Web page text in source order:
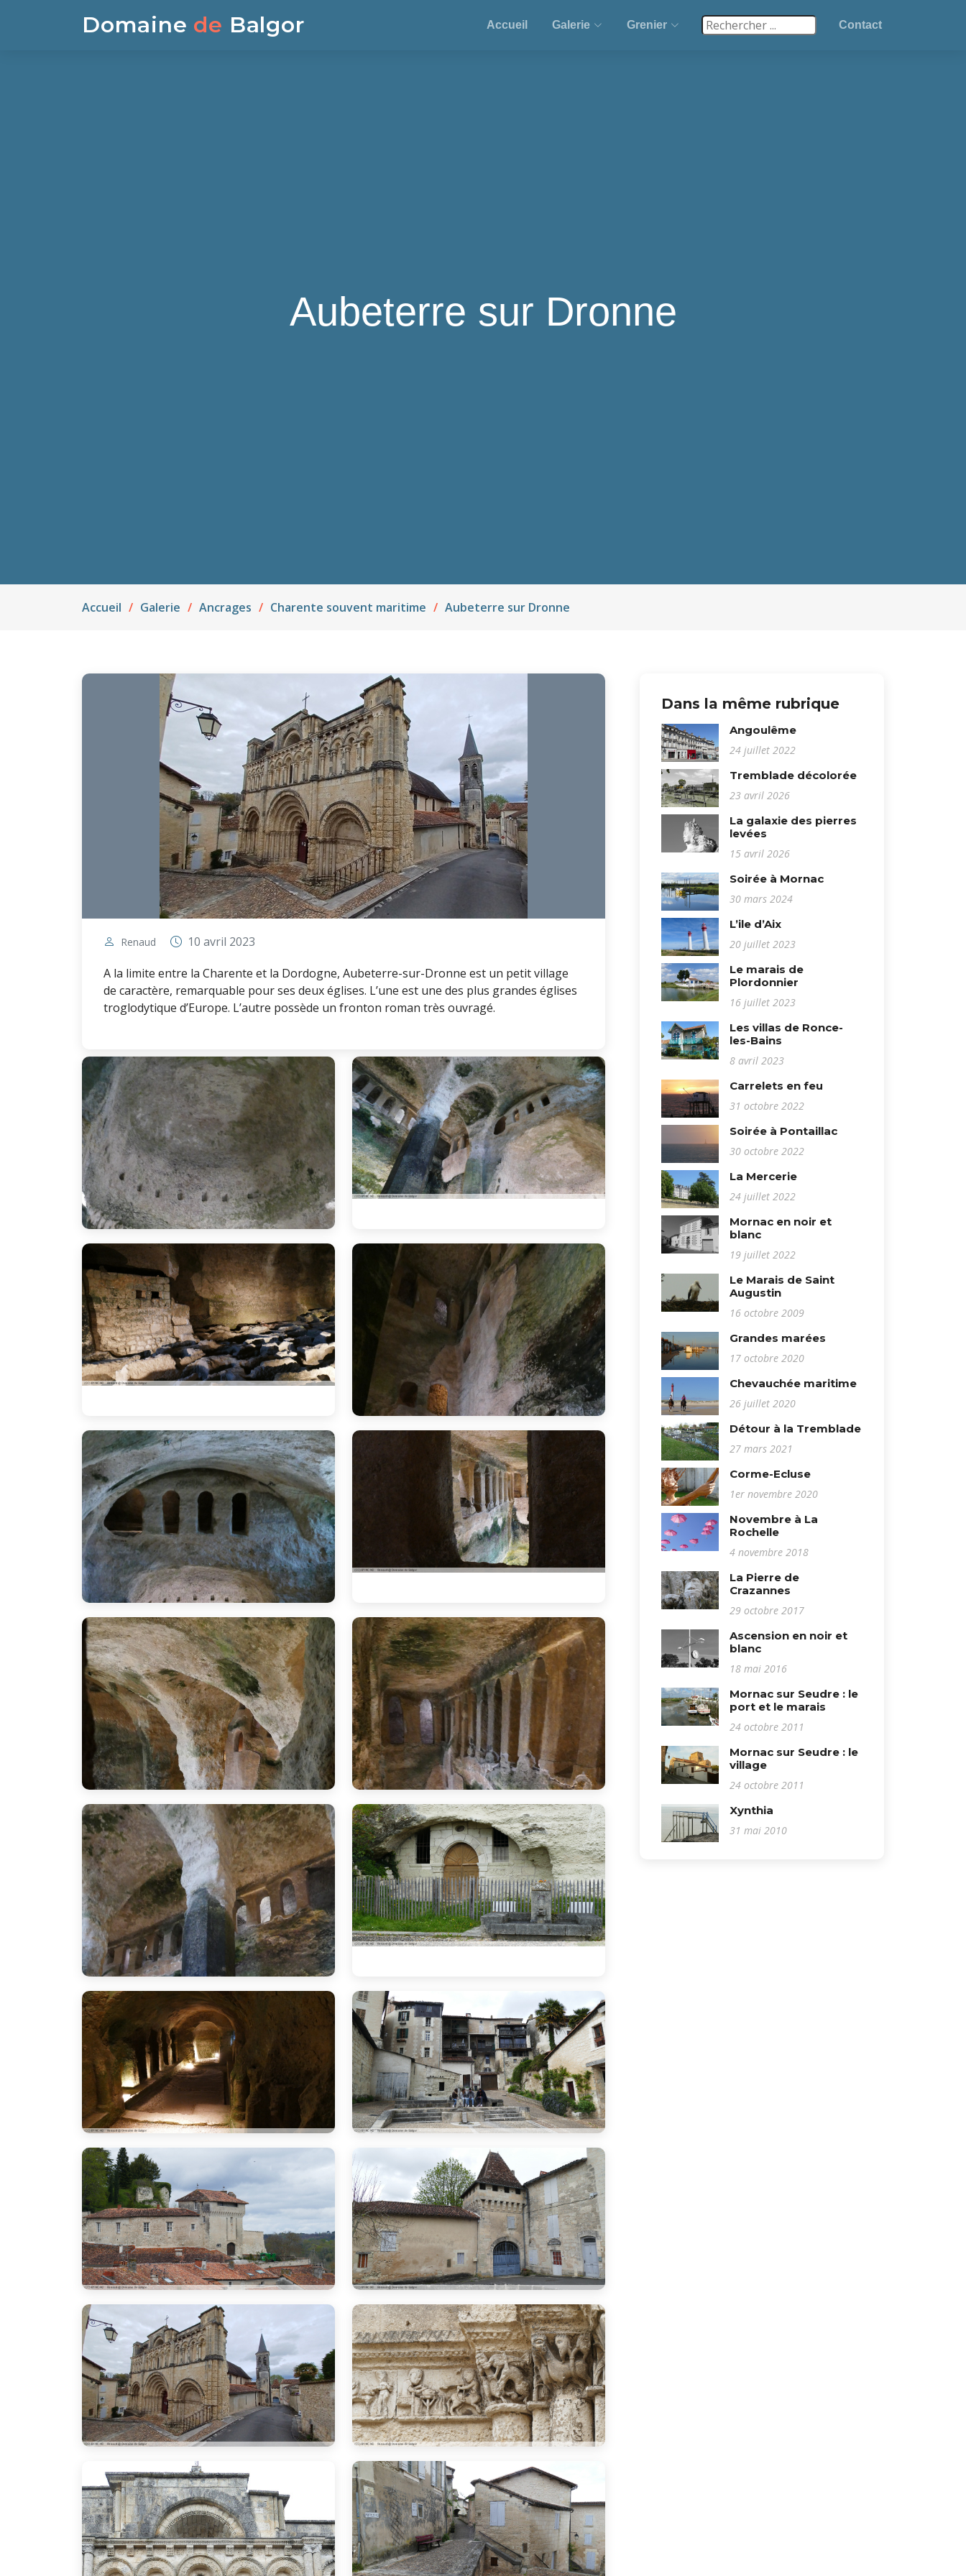
Domaine de Balgor Accueil Galerie Grenier Contact
Aubeterre sur Dronne
Accueil Galerie Ancrages Charente souvent maritime Aubeterre sur Dronne
Renaud
10 avril 2023
A la limite entre la Charente et la Dordogne, Aubeterre-sur-Dronne est un petit village
de caractère, remarquable pour ses deux églises. L’une est une des plus grandes églises
troglodytique d’Europe. L’autre possède un fronton roman très ouvragé.
Dans la même rubrique
Angoulême
24 juillet 2022
Tremblade décolorée
23 avril 2026
La galaxie des pierres
levées
15 avril 2026
Soirée à Mornac
30 mars 2024
L’ile d’Aix
20 juillet 2023
Le marais de
Plordonnier
16 juillet 2023
Les villas de Ronce-
les-Bains
8 avril 2023
Carrelets en feu
31 octobre 2022
Soirée à Pontaillac
30 octobre 2022
La Mercerie
24 juillet 2022
Mornac en noir et
blanc
19 juillet 2022
Le Marais de Saint
Augustin
16 octobre 2009
Grandes marées
17 octobre 2020
Chevauchée maritime
26 juillet 2020
Détour à la Tremblade
27 mars 2021
Corme-Ecluse
1er novembre 2020
Novembre à La
Rochelle
4 novembre 2018
La Pierre de
Crazannes
29 octobre 2017
Ascension en noir et
blanc
18 mai 2016
Mornac sur Seudre : le
port et le marais
24 octobre 2011
Mornac sur Seudre : le
village
24 octobre 2011
Xynthia
31 mai 2010